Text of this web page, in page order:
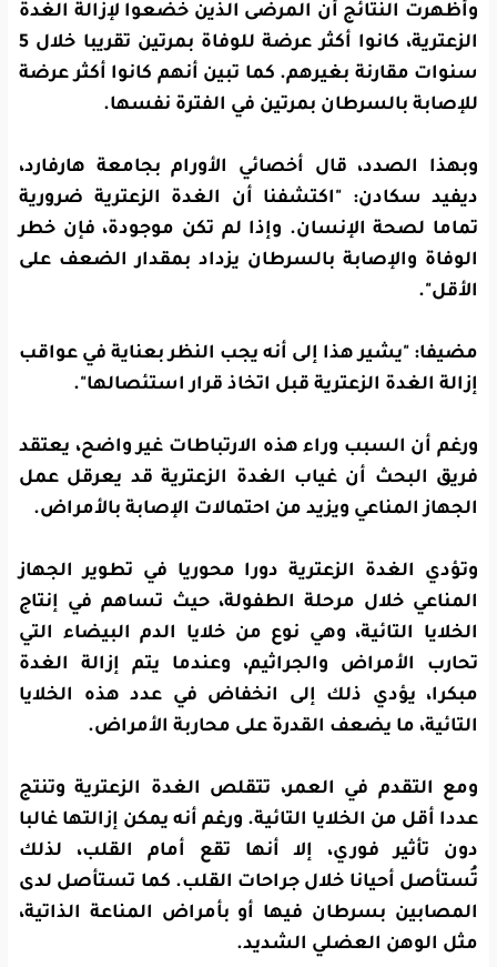
وأظهرت النتائج أن المرضى الذين خضعوا لإزالة الغدة
الزعترية، كانوا أكثر عرضة للوفاة بمرتين تقريبا خلال 5
سنوات مقارنة بغيرهم. كما تبين أنهم كانوا أكثر عرضة
للإصابة بالسرطان بمرتين في الفترة نفسها.
وبهذا الصدد، قال أخصائي الأورام بجامعة هارفارد،
ديفيد سكادن: "اكتشفنا أن الغدة الزعترية ضرورية
تماما لصحة الإنسان. وإذا لم تكن موجودة، فإن خطر
الوفاة والإصابة بالسرطان يزداد بمقدار الضعف على
الأقل".
مضيفا: "يشير هذا إلى أنه يجب النظر بعناية في عواقب
إزالة الغدة الزعترية قبل اتخاذ قرار استئصالها".
ورغم أن السبب وراء هذه الارتباطات غير واضح، يعتقد
فريق البحث أن غياب الغدة الزعترية قد يعرقل عمل
الجهاز المناعي ويزيد من احتمالات الإصابة بالأمراض.
وتؤدي الغدة الزعترية دورا محوريا في تطوير الجهاز
المناعي خلال مرحلة الطفولة، حيث تساهم في إنتاج
الخلايا التائية، وهي نوع من خلايا الدم البيضاء التي
تحارب الأمراض والجراثيم، وعندما يتم إزالة الغدة
مبكرا، يؤدي ذلك إلى انخفاض في عدد هذه الخلايا
التائية، ما يضعف القدرة على محاربة الأمراض.
ومع التقدم في العمر، تتقلص الغدة الزعترية وتنتج
عددا أقل من الخلايا التائية. ورغم أنه يمكن إزالتها غالبا
دون تأثير فوري، إلا أنها تقع أمام القلب، لذلك
تُستأصل أحيانا خلال جراحات القلب. كما تستأصل لدى
المصابين بسرطان فيها أو بأمراض المناعة الذاتية،
مثل الوهن العضلي الشديد.